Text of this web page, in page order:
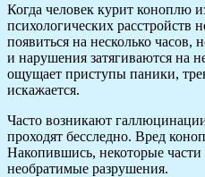
Когда человек курит коноплю
психологических расстройств
появиться на несколько часов,
и нарушения затягиваются на
ощущает приступы паники,
искажается.
Часто возникают
проходят бесследно. Вред
Накопившись, некоторые
необратимые разрушения.